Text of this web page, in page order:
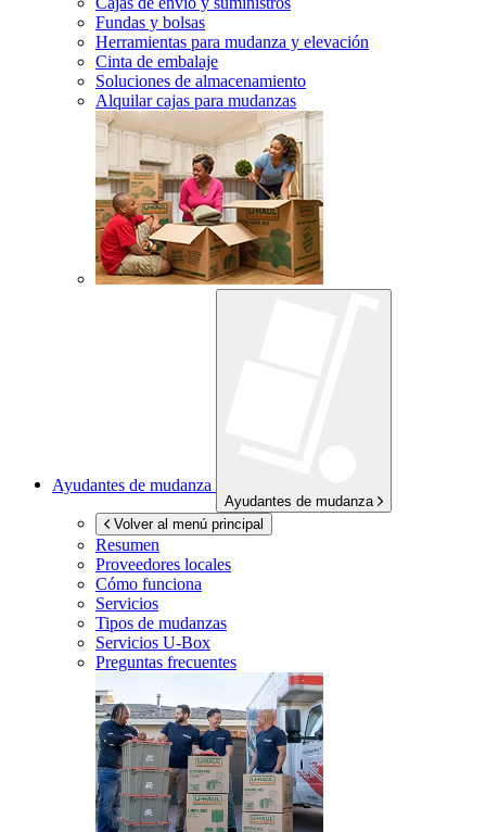
Fundas y bolsas
Herramientas para mudanza y elevación
Cinta de embalaje
Soluciones de almacenamiento
Alquilar cajas para mudanzas
Ayudantes de mudanza
Ayudantes de mudanza
Volver al menú principal
Resumen
Proveedores locales
Cómo funciona
Servicios
Tipos de mudanzas
Servicios U-Box
Preguntas frecuentes